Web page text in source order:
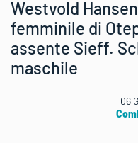
Westvold
femminile di
assente Sieff.
maschile
06